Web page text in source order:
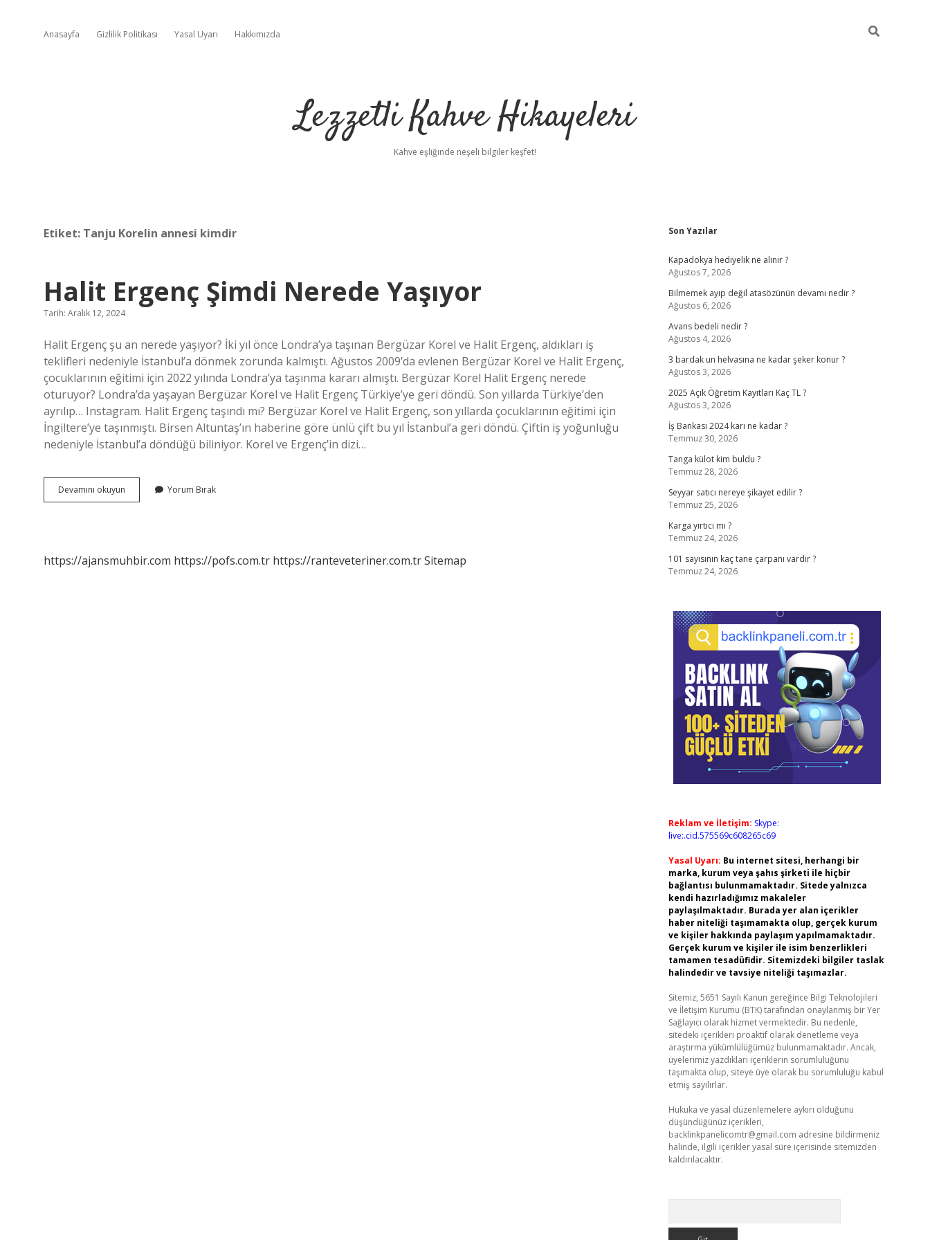
Anasayfa Gizlilik Politikası Yasal Uyarı Hakkımızda
Lezzetli Kahve Hikayeleri
Kahve eşliğinde neşeli bilgiler keşfet!
Etiket: Tanju Korelin annesi kimdir
Halit Ergenç Şimdi Nerede Yaşıyor
Tarih: Aralık 12, 2024
Halit Ergenç şu an nerede yaşıyor? İki yıl önce Londra’ya taşınan Bergüzar Korel ve Halit Ergenç, aldıkları iş
teklifleri nedeniyle İstanbul’a dönmek zorunda kalmıştı. Ağustos 2009’da evlenen Bergüzar Korel ve Halit Ergenç,
çocuklarının eğitimi için 2022 yılında Londra’ya taşınma kararı almıştı. Bergüzar Korel Halit Ergenç nerede
oturuyor? Londra’da yaşayan Bergüzar Korel ve Halit Ergenç Türkiye’ye geri döndü. Son yıllarda Türkiye’den
ayrılıp… Instagram. Halit Ergenç taşındı mı? Bergüzar Korel ve Halit Ergenç, son yıllarda çocuklarının eğitimi için
İngiltere’ye taşınmıştı. Birsen Altuntaş’ın haberine göre ünlü çift bu yıl İstanbul’a geri döndü. Çiftin iş yoğunluğu
nedeniyle İstanbul’a döndüğü biliniyor. Korel ve Ergenç’in dizi…
Devamını okuyun
Ergenç
Yorum Bırak
https://ajansmuhbir.com https://pofs.com.tr https://ranteveteriner.com.trSitemap
Sidebar
Son Yazılar
Kapadokya hediyelik ne alınır ?
Ağustos 7, 2026
Bilmemek ayıp değil atasözünün devamı nedir ?
Ağustos 6, 2026
Avans bedeli nedir ?
Ağustos 4, 2026
3 bardak un helvasına ne kadar şeker konur ?
Ağustos 3, 2026
2025 Açık Öğretim Kayıtları Kaç TL ?
Ağustos 3, 2026
İş Bankası 2024 karı ne kadar ?
Temmuz 30, 2026
Tanga külot kim buldu ?
Temmuz 28, 2026
Seyyar satıcı nereye şikayet edilir ?
Temmuz 25, 2026
Karga yırtıcı mı ?
Temmuz 24, 2026
101 sayısının kaç tane çarpanı vardır ?
Temmuz 24, 2026
Reklam ve İletişim: Skype:
live:.cid.575569c608265c69
Yasal Uyarı: Bu internet sitesi, herhangi bir
marka, kurum veya şahıs şirketi ile hiçbir
bağlantısı bulunmamaktadır. Sitede yalnızca
kendi hazırladığımız makaleler
paylaşılmaktadır. Burada yer alan içerikler
haber niteliği taşımamakta olup, gerçek kurum
ve kişiler hakkında paylaşım yapılmamaktadır.
Gerçek kurum ve kişiler ile isim benzerlikleri
tamamen tesadüfidir. Sitemizdeki bilgiler taslak
halindedir ve tavsiye niteliği taşımazlar.
Sitemiz, 5651 Sayılı Kanun gereğince Bilgi Teknolojileri
ve İletişim Kurumu (BTK) tarafından onaylanmış bir Yer
Sağlayıcı olarak hizmet vermektedir. Bu nedenle,
sitedeki içerikleri proaktif olarak denetleme veya
araştırma yükümlülüğümüz bulunmamaktadır. Ancak,
üyelerimiz yazdıkları içeriklerin sorumluluğunu
taşımakta olup, siteye üye olarak bu sorumluluğu kabul
etmiş sayılırlar.
Hukuka ve yasal düzenlemelere aykırı olduğunu
düşündüğünüz içerikleri,
backlinkpanelicomtr@gmail.com adresine bildirmeniz
halinde, ilgili içerikler yasal süre içerisinde sitemizden
kaldırılacaktır.